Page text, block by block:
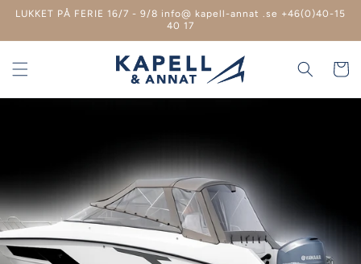
til
LUKKET PÅ FERIE 16/7 - 9/8 info@ kapell-annat .se +46(0)40-15
40 17